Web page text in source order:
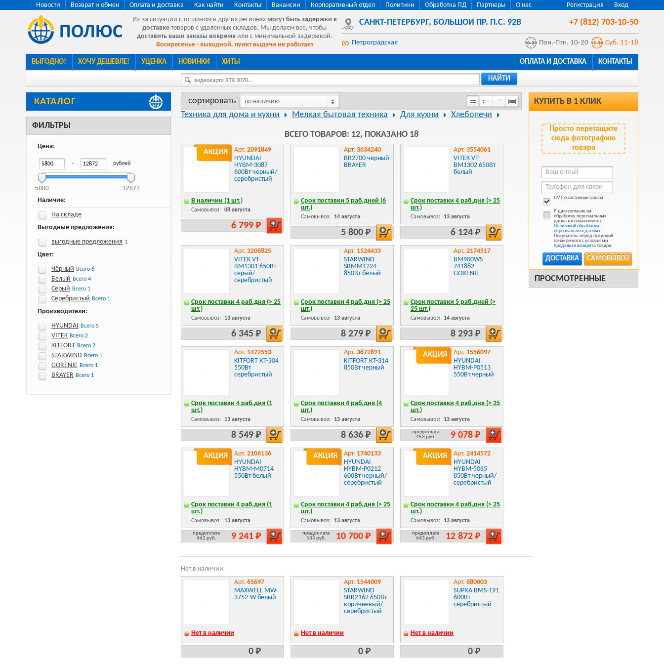
Регистрация Вход
Новости Возврат и обмен Оплата и доставка Как найти Контакты Вакансии Корпоративный отдел Политики Обработка ПД Партнеры
О нас
Из-за ситуации с топливом в других регионах могут быть задержки в
доставке товаров с удаленных складов. Мы делаем все, чтобы
доставить ваши заказы вовремя или с минимальной задержкой.
Воскресенье - выходной, пункт выдачи не работает
САНКТ-ПЕТЕРБУРГ, БОЛЬШОЙ ПР. П.С. 92В +7 (812) 703-10-50
Петроградская Пон.-Птн. 10-20 Суб. 11-18
ВЫГОДНО! ХОЧУ ДЕШЕВЛЕ! УЦЕНКА НОВИНКИ ХИТЫ ОПЛАТА И ДОСТАВКА КОНТАКТЫ
видеокарта RTX 3070... НАЙТИ
КАТАЛОГ
ФИЛЬТРЫ
Цена:
- рублей
5800 12872
Наличие:
На складе
Выгодные предложения:
выгодные предложения 1
Цвет:
Чёрный Всего 6
Белый Всего 4
Серый Всего 1
Серебристый Всего 1
Производители:
HYUNDAI Всего 5
VITEK Всего 2
KITFORT Всего 2
STARWIND Всего 1
GORENJE Всего 1
BRAYER Всего 1
КУПИТЬ В 1 КЛИК
Просто перетащите
сюда фотографию
товара
СМС о состоянии заказа
Я даю согласие на
обработку персональных
данных и ознакомлен с
Политикой обработки
персональных данных.
Покупатель перед покупкой
ознакомился с условиями
продажиивозврататовара.
САМОВЫВОЗ
ДОСТАВКА
ПРОСМОТРЕННЫЕ
сортировать по наличию
Техника для дома и кухни Мелкая бытовая техника Для кухни Хлебопечи
ВСЕГО ТОВАРОВ: 12, ПОКАЗАНО 18
АКЦИЯ Арт. 2091849
HYUNDAI
HYBM-3087
600Вт черный/
серебристый
В наличии (1 шт.)
Самовывоз: 08 августа
6 799 Р
Арт. 3634240
BR2700 чёрный
BRAYER
Срок поставки 5 раб.дней (6
шт.)
Самовывоз: 14 августа
5 800 Р
Арт. 3554061
VITEK VT-
BM1302 650Вт
белый
Срок поставки 4 раб.дня (> 25
шт.)
Самовывоз: 13 августа
6 124 Р
Арт. 3206825
VITEK VT-
BM1301 650Вт
серый/
серебристый
Срок поставки 4 раб.дня (> 25
шт.)
Самовывоз: 13 августа
6 345 Р
Арт. 1524433
STARWIND
SBMM1224
850Вт белый
Срок поставки 4 раб.дня (> 25
шт.)
Самовывоз: 13 августа
8 279 Р
Арт. 2174517
BM900WS
741882
GORENJE
Срок поставки 5 раб.дней (>
25 шт.)
Самовывоз: 14 августа
8 293 Р
Арт. 1472553
KITFORT КТ-304
550Вт
серебристый
Срок поставки 4 раб.дня (1
шт.)
Самовывоз: 13 августа
8 549 Р
Арт. 3672891
KITFORT КТ-314
850Вт черный
Срок поставки 4 раб.дня (4
шт.)
Самовывоз: 13 августа
8 636 Р
АКЦИЯ Арт. 1556097
HYUNDAI
HYBM-P0513
550Вт черный
Срок поставки 4 раб.дня (> 25
шт.)
Самовывоз: 13 августа
предоплата
453 руб.
9 078 Р
АКЦИЯ Арт. 2106136
HYUNDAI
HYBM-M0714
550Вт белый
Срок поставки 4 раб.дня (1
шт.)
Самовывоз: 13 августа
предоплата
462 руб.
9 241 Р
АКЦИЯ Арт. 1740133
HYUNDAI
HYBM-P0212
600Вт черный/
серебристый
Срок поставки 4 раб.дня (> 25
шт.)
Самовывоз: 13 августа
предоплата
535 руб.
10 700 Р
АКЦИЯ Арт. 2414572
HYUNDAI
HYBM-5085
850Вт черный/
серебристый
Срок поставки 4 раб.дня (> 25
шт.)
Самовывоз: 13 августа
предоплата
643 руб.
12 872 Р
Нет в наличии
Арт. 65697
MAXWELL MW-
3752-W белый
Нет в наличии
0 Р
Арт. 1544009
STARWIND
SBR2162 650Вт
коричневый/
серебристый
Нет в наличии
0 Р
Арт. 680003
SUPRA BMS-191
600Вт
серебристый
Нет в наличии
0 Р